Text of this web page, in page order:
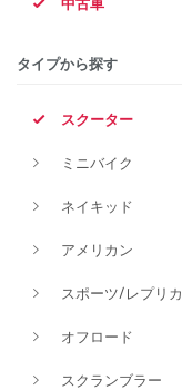
タイプから探す
スクーター
ミニバイク
ネイキッド
アメリカン
スポーツ/レプリカ
オフロード
スクランブラー
排気量